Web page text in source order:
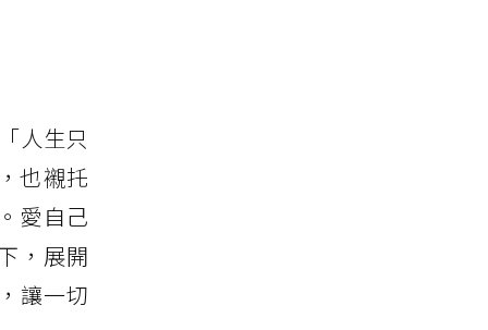
人生只
也襯托
愛自己
，展開
讓一切